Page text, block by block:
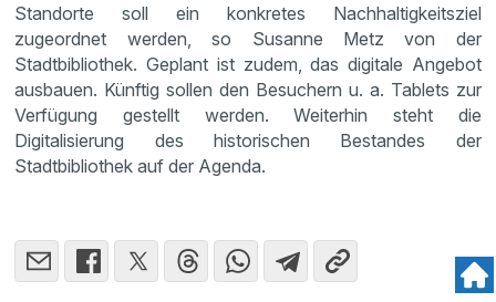
Standorte soll ein konkretes Nachhaltigkeitsziel
zugeordnet werden, so Susanne Metz von der
Stadtbibliothek. Geplant ist zudem, das digitale Angebot
ausbauen. Künftig sollen den Besuchern u. a. Tablets zur
Verfügung gestellt werden. Weiterhin steht die
Digitalisierung des historischen Bestandes der
Stadtbibliothek auf der Agenda.